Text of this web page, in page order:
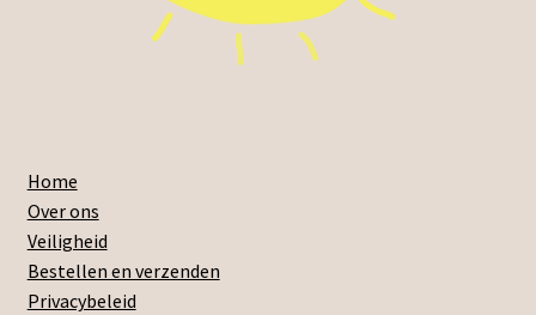
Home
Over ons
Veiligheid
Bestellen en verzenden
Privacybeleid